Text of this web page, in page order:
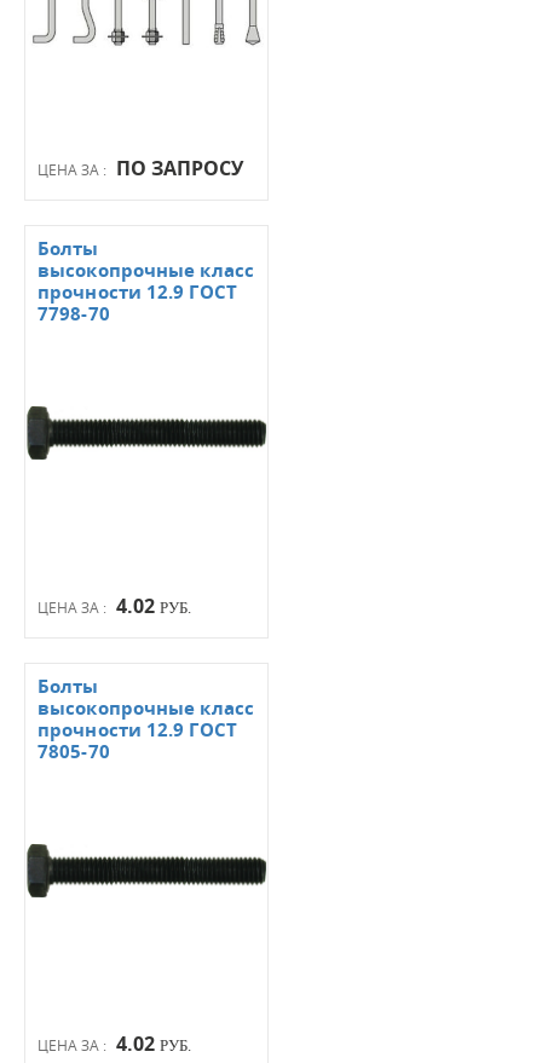
ЦЕНА ЗА : ПО ЗАПРОСУ
ЦЕНА ЗА : 4.02 РУБ.
Болты
высокопрочные класс
прочности 12.9 ГОСТ
7798-70
ЦЕНА ЗА : 4.02 РУБ.
Болты
высокопрочные класс
прочности 12.9 ГОСТ
7805-70